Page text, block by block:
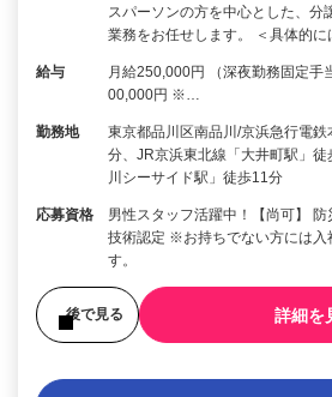
スパーソンの方を中心とした、分
業務をお任せします。 ＜具体的
給与
月給250,000円 （深夜勤務固定手
00,000円 ※…
勤務地
東京都品川区南品川/京浜急行電
分、JR京浜東北線「大井町駅」
川シーサイド駅」徒歩11分
応募資格
男性スタッフ活躍中！【尚可】
技術認定 ※お持ちでない方には入
す。
後で見る 詳細を